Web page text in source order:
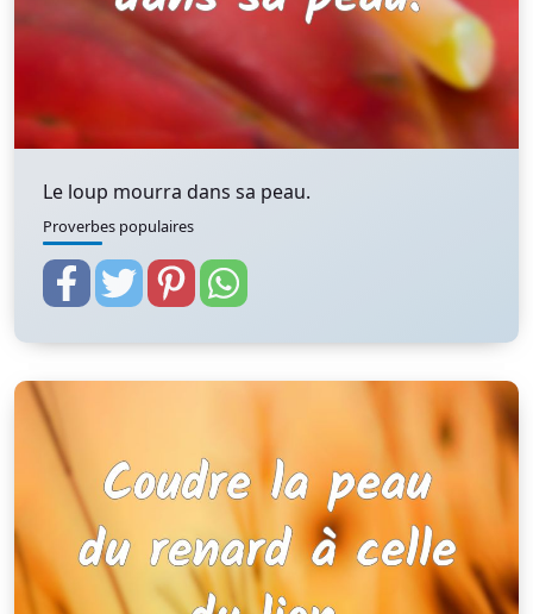
Le loup mourra dans sa peau.
Proverbes populaires